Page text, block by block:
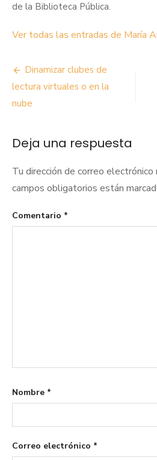
de la Biblioteca Pública.
Ver todas las entradas de María
Navegación
de
entradas
Dinamizar clubes de
lectura virtuales o en la
nube
Deja una respuesta
Tu dirección de correo electrónico
campos obligatorios están
Comentario *
Nombre *
Correo electrónico *